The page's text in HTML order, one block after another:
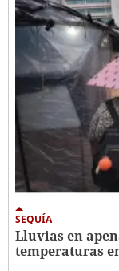
SEQUÍA
Lluvias en
temperaturas